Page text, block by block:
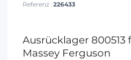
Referenz : 226433
Ausrücklager 800513
Massey Ferguson